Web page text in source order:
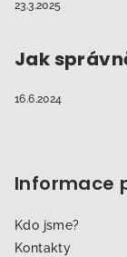
23.3.2025
Jak
16.6.2024
Informace
Kdo jsme?
Kontakty